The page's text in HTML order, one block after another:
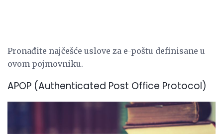
Pronađite najčešće uslove za e-poštu definisane u
ovom pojmovniku.
APOP (Authenticated Post Office Protocol)